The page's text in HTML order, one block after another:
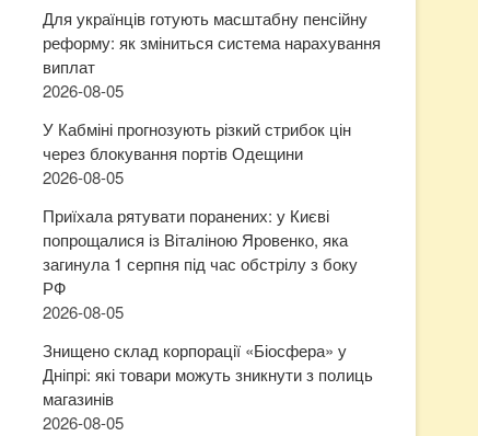
Для українців готують масштабну пенсійну
реформу: як зміниться система нарахування
виплат
2026-08-05
У Кабміні прогнозують різкий стрибок цін
через блокування портів Одещини
2026-08-05
Приїхала рятувати поранених: у Києві
попрощалися із Віталіною Яровенко, яка
загинула 1 серпня під час обстрілу з боку
РФ
2026-08-05
Знищено склад корпорації «Біосфера» у
Дніпрі: які товари можуть зникнути з полиць
магазинів
2026-08-05